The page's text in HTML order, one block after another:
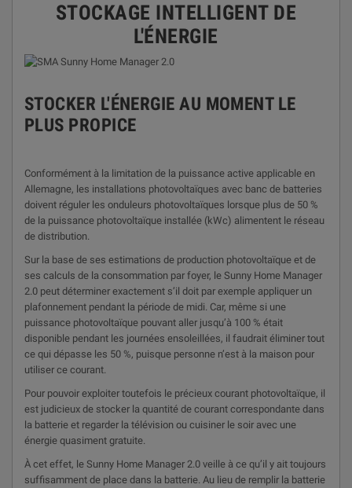
STOCKAGE INTELLIGENT DE
L'ÉNERGIE
STOCKER L'ÉNERGIE AU MOMENT LE
PLUS PROPICE
Conformément à la limitation de la puissance active applicable en
Allemagne, les installations photovoltaïques avec banc de batteries
doivent réguler les onduleurs photovoltaïques lorsque plus de 50 %
de la puissance photovoltaïque installée (kWc) alimentent le réseau
de distribution.
Sur la base de ses estimations de production photovoltaïque et de
ses calculs de la consommation par foyer, le Sunny Home Manager
2.0 peut déterminer exactement s’il doit par exemple appliquer un
plafonnement pendant la période de midi. Car, même si une
puissance photovoltaïque pouvant aller jusqu’à 100 % était
disponible pendant les journées ensoleillées, il faudrait éliminer tout
ce qui dépasse les 50 %, puisque personne n’est à la maison pour
utiliser ce courant.
Pour pouvoir exploiter toutefois le précieux courant photovoltaïque, il
est judicieux de stocker la quantité de courant correspondante dans
la batterie et regarder la télévision ou cuisiner le soir avec une
énergie quasiment gratuite.
À cet effet, le Sunny Home Manager 2.0 veille à ce qu’il y ait toujours
suffisamment de place dans la batterie. Au lieu de remplir la batterie